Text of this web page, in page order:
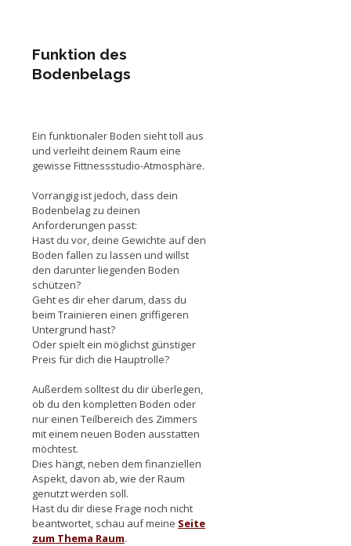
Funktion des
Bodenbelags
Ein funktionaler Boden sieht toll aus
und verleiht deinem Raum eine
gewisse Fittnessstudio-Atmosphäre.
Vorrangig ist jedoch, dass dein
Bodenbelag zu deinen
Anforderungen passt:
Hast du vor, deine Gewichte auf den
Boden fallen zu lassen und willst
den darunter liegenden Boden
schützen?
Geht es dir eher darum, dass du
beim Trainieren einen griffigeren
Untergrund hast?
Oder spielt ein möglichst günstiger
Preis für dich die Hauptrolle?
Außerdem solltest du dir überlegen,
ob du den kompletten Boden oder
nur einen Teilbereich des Zimmers
mit einem neuen Boden ausstatten
möchtest.
Dies hängt, neben dem finanziellen
Aspekt, davon ab, wie der Raum
genutzt werden soll.
Hast du dir diese Frage noch nicht
beantwortet, schau auf meine Seite
zum Thema Raum.